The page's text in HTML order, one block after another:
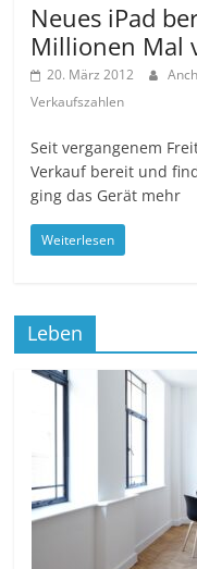
Neues iPad
Millionen Mal
20. März 2012
Verkaufszahlen
Seit vergangenem
Verkauf bereit und
ging das Gerät mehr
Weiterlesen
Leben